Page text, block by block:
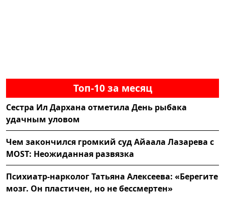
Топ-10 за месяц
Сестра Ил Дархана отметила День рыбака
удачным уловом
Чем закончился громкий суд Айаала Лазарева с
MOST: Неожиданная развязка
Психиатр-нарколог Татьяна Алексеева: «Берегите
мозг. Он пластичен, но не бессмертен»